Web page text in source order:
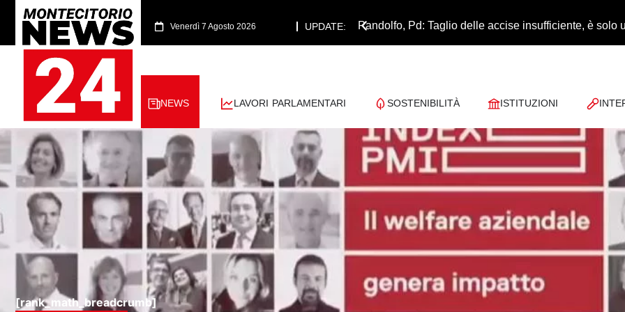
Venerdì 7 Agosto 2026 UPDATE: Pandolfo, Pd: Taglio delle accise insufficiente, è solo
NEWS LAVORI PARLAMENTARI SOSTENIBILITÀ ISTITUZIONI
[rank_math_breadcrumb]